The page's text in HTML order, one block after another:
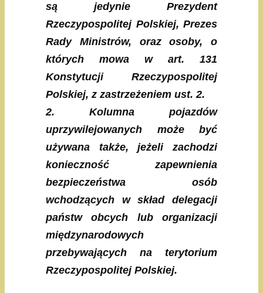
są jedynie Prezydent
Rzeczypospolitej Polskiej, Prezes
Rady Ministrów, oraz osoby, o
których mowa w art. 131
Konstytucji Rzeczypospolitej
Polskiej, z zastrzeżeniem ust. 2.
2. Kolumna pojazdów
uprzywilejowanych może być
używana także, jeżeli zachodzi
konieczność zapewnienia
bezpieczeństwa osób
wchodzących w skład delegacji
państw obcych lub organizacji
międzynarodowych
przebywających na terytorium
Rzeczypospolitej Polskiej.